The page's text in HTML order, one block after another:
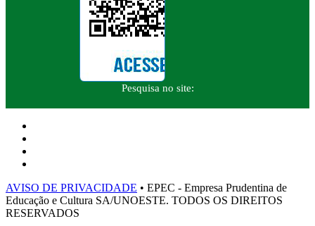
Pesquisa no site:
AVISO DE PRIVACIDADE • EPEC - Empresa Prudentina de
Educação e Cultura SA/UNOESTE. TODOS OS DIREITOS
RESERVADOS